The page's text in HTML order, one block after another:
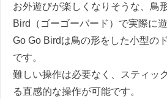
お外遊びが楽しくなりそうな、鳥
Bird（ゴーゴーバード）で実際に
Go Go Birdは鳥の形をした小型の
です。
難しい操作は必要なく、スティッ
る直感的な操作が可能です。